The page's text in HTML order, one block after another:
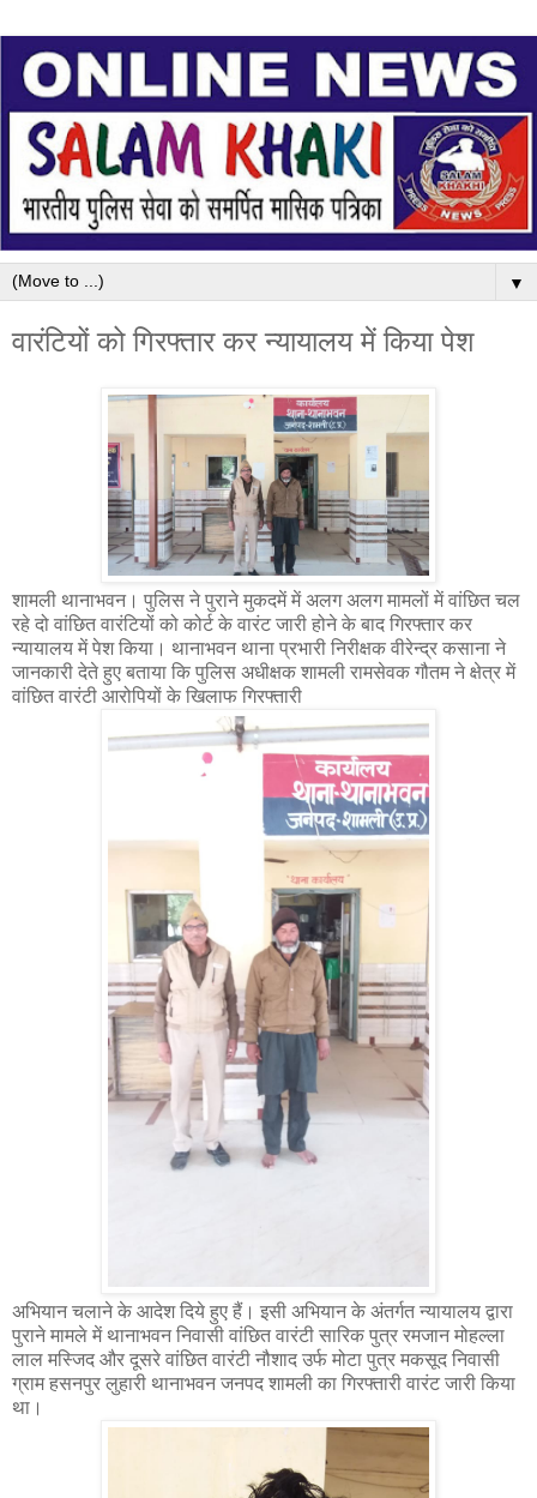
▼
वारंटियों को गिरफ्तार कर न्यायालय में किया पेश
शामली थानाभवन। पुलिस ने पुराने मुकदमें में अलग अलग मामलों में वांछित चल
रहे दो वांछित वारंटियों को कोर्ट के वारंट जारी होने के बाद गिरफ्तार कर
न्यायालय में पेश किया। थानाभवन थाना प्रभारी निरीक्षक वीरेन्द्र कसाना ने
जानकारी देते हुए बताया कि पुलिस अधीक्षक शामली रामसेवक गौतम ने क्षेत्र में
वांछित वारंटी आरोपियों के खिलाफ गिरफ्तारी
अभियान चलाने के आदेश दिये हुए हैं। इसी अभियान के अंतर्गत न्यायालय द्वारा
पुराने मामले में थानाभवन निवासी वांछित वारंटी सारिक पुत्र रमजान मोहल्ला
लाल मस्जिद और दूसरे वांछित वारंटी नौशाद उर्फ मोटा पुत्र मकसूद निवासी
ग्राम हसनपुर लुहारी थानाभवन जनपद शामली का गिरफ्तारी वारंट जारी किया
था।